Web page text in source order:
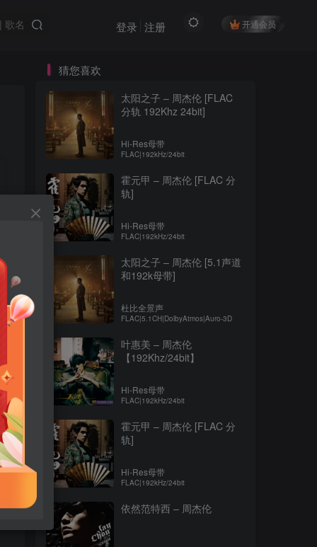
开通会员
登录 注册
猜您喜欢
太阳之子 – 周杰伦 [FLAC
分轨 192Khz 24bit]
Hi-Res母带
FLAC|192kHz/24bit
霍元甲 – 周杰伦 [FLAC 分
轨]
Hi-Res母带
FLAC|192kHz/24bit
太阳之子 – 周杰伦 [5.1声道
和192k母带]
杜比全景声
FLAC|5.1CH|DolbyAtmos|Auro-3D
叶惠美 – 周杰伦
【192Khz/24bit】
Hi-Res母带
FLAC|192kHz/24bit
霍元甲 – 周杰伦 [FLAC 分
轨]
Hi-Res母带
FLAC|192kHz/24bit
依然范特西 – 周杰伦